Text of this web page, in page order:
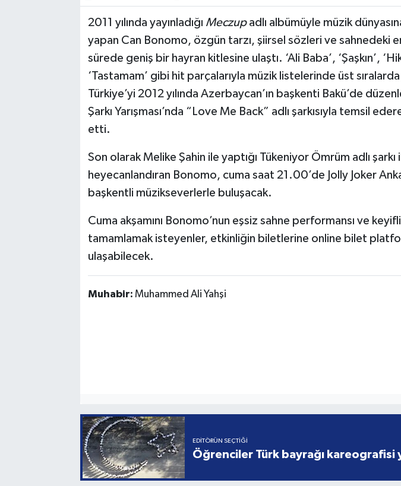
2011 yılında yayınladığı Meczupadlı albümüyle müzik
yapan Can Bonomo, özgün tarzı, şiirsel sözleri ve sahnedeki
sürede geniş bir hayran kitlesine ulaştı. ‘Ali Baba’, ‘Şaşkın’,
‘Tastamam’ gibi hit parçalarıyla müzik listelerinde üst
Türkiye’yi 2012 yılında Azerbaycan’ın başkenti Bakü’de
Şarkı Yarışması’nda “Love Me Back” adlı şarkısıyla temsil
etti.
Son olarak Melike Şahin ile yaptığı Tükeniyor Ömrüm adlı şarkı
heyecanlandıran Bonomo, cuma saat 21.00’de Jolly Joker
başkentli müzikseverlerle buluşacak.
Cuma akşamını Bonomo’nun eşsiz sahne performansı ve
tamamlamak isteyenler, etkinliğin biletlerine online bilet
ulaşabilecek.
Muhabir: Muhammed Ali Yahşi
EDITÖRÜN SEÇTIĞI
Öğrenciler Türk bayrağı kareografisi